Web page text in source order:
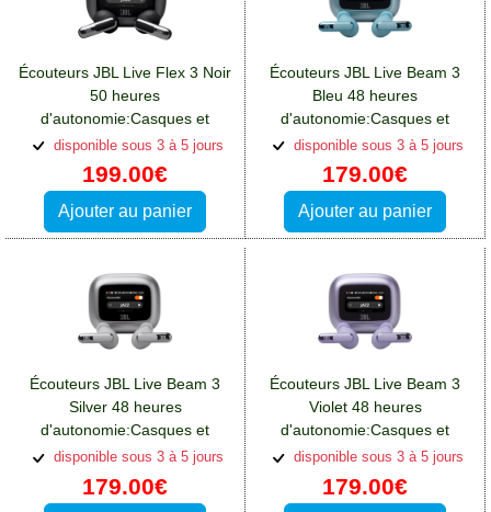
Écouteurs JBL Live Flex 3 Noir
50 heures
d'autonomie:Casques et
écouteurs Oppo A76
disponible sous 3 à 5 jours
199.00€
Ajouter au panier
Écouteurs JBL Live Beam 3
Bleu 48 heures
d'autonomie:Casques et
écouteurs Oppo A76
disponible sous 3 à 5 jours
179.00€
Ajouter au panier
Écouteurs JBL Live Beam 3
Silver 48 heures
d'autonomie:Casques et
écouteurs Oppo A76
disponible sous 3 à 5 jours
179.00€
Écouteurs JBL Live Beam 3
Violet 48 heures
d'autonomie:Casques et
écouteurs Oppo A76
disponible sous 3 à 5 jours
179.00€